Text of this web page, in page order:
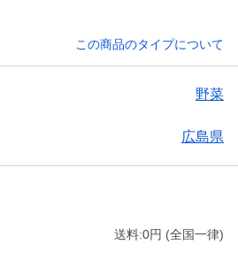
この商品のタイプについて
野菜
広島県
送料:0円 (全国一律)